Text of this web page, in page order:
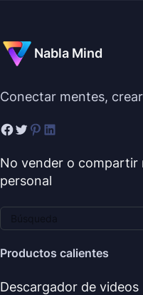
Nabla Mind
Conectar mentes,
No vender o compartir
personal
Productos calientes
Descargador de videos